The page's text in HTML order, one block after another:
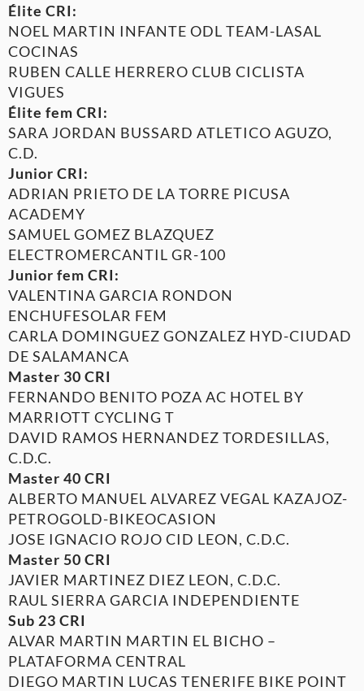
Élite CRI:
NOEL MARTIN INFANTE ODL TEAM-LASAL
COCINAS
RUBEN CALLE HERRERO CLUB CICLISTA
VIGUES
Élite fem CRI:
SARA JORDAN BUSSARD ATLETICO AGUZO,
C.D.
Junior CRI:
ADRIAN PRIETO DE LA TORRE PICUSA
ACADEMY
SAMUEL GOMEZ BLAZQUEZ
ELECTROMERCANTIL GR-100
Junior fem CRI:
VALENTINA GARCIA RONDON
ENCHUFESOLAR FEM
CARLA DOMINGUEZ GONZALEZ HYD-CIUDAD
DE SALAMANCA
Master 30 CRI
FERNANDO BENITO POZA AC HOTEL BY
MARRIOTT CYCLING T
DAVID RAMOS HERNANDEZ TORDESILLAS,
C.D.C.
Master 40 CRI
ALBERTO MANUEL ALVAREZ VEGAL KAZAJOZ-
PETROGOLD-BIKEOCASION
JOSE IGNACIO ROJO CID LEON, C.D.C.
Master 50 CRI
JAVIER MARTINEZ DIEZ LEON, C.D.C.
RAUL SIERRA GARCIA INDEPENDIENTE
Sub 23 CRI
ALVAR MARTIN MARTIN EL BICHO –
PLATAFORMA CENTRAL
DIEGO MARTIN LUCAS TENERIFE BIKE POINT